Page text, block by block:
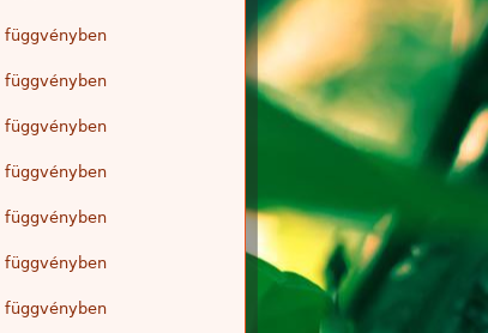
függvényben
függvényben
függvényben
függvényben
függvényben
függvényben
függvényben